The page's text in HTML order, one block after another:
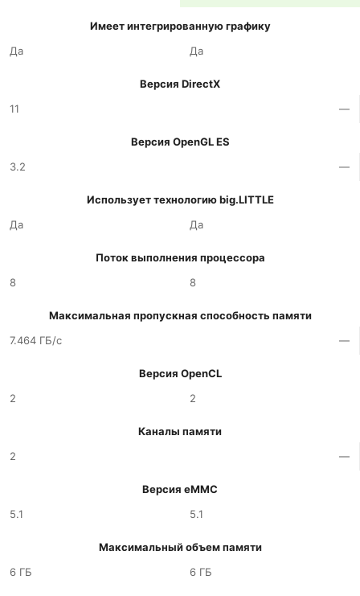
Имеет интегрированную графику
Да
Да
Версия DirectX
11
—
Версия OpenGL ES
3.2
—
Использует технологию big.LITTLE
Да
Да
Поток выполнения процессора
8
8
Максимальная пропускная способность памяти
7.464 ГБ/с
—
Версия OpenCL
2
2
Каналы памяти
2
—
Версия eMMC
5.1
5.1
Максимальный объем памяти
6 ГБ
6 ГБ